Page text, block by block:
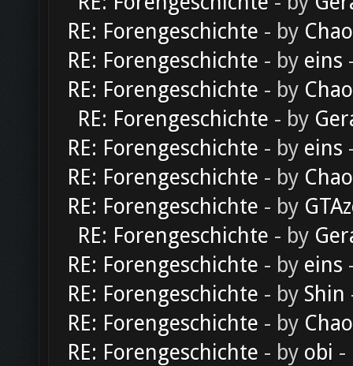
RE: Forengeschichte - by
RE: Forengeschichte - by eins
RE: Forengeschichte - by
RE: Forengeschichte - by
RE: Forengeschichte - by eins
RE: Forengeschichte - by
RE: Forengeschichte - by
RE: Forengeschichte - by
RE: Forengeschichte - by eins
RE: Forengeschichte - by Shin
RE: Forengeschichte - by
RE: Forengeschichte - by obi -